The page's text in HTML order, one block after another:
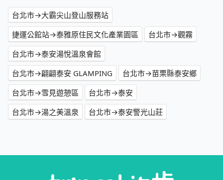
台北市→大霸尖山登山服務站
捷運公館站→泰雅原住民文化產業園區
台北市→觀霧
台北市→泰安湯悅溫泉會館
台北市→翩翩泰安 GLAMPING
台北市→苗栗縣泰安鄉
台北市→雪見遊憩區
台北市→泰安
台北市→湯之美溫泉
台北市→泰安警光山莊